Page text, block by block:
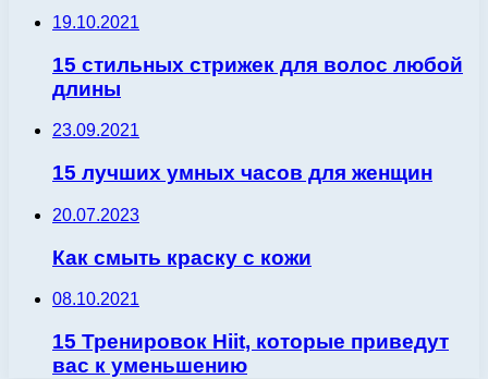
19.10.2021
15 стильных стрижек для волос любой
длины
23.09.2021
15 лучших умных часов для женщин
20.07.2023
Как смыть краску с кожи
08.10.2021
15 Тренировок Hiit, которые приведут
вас к уменьшению